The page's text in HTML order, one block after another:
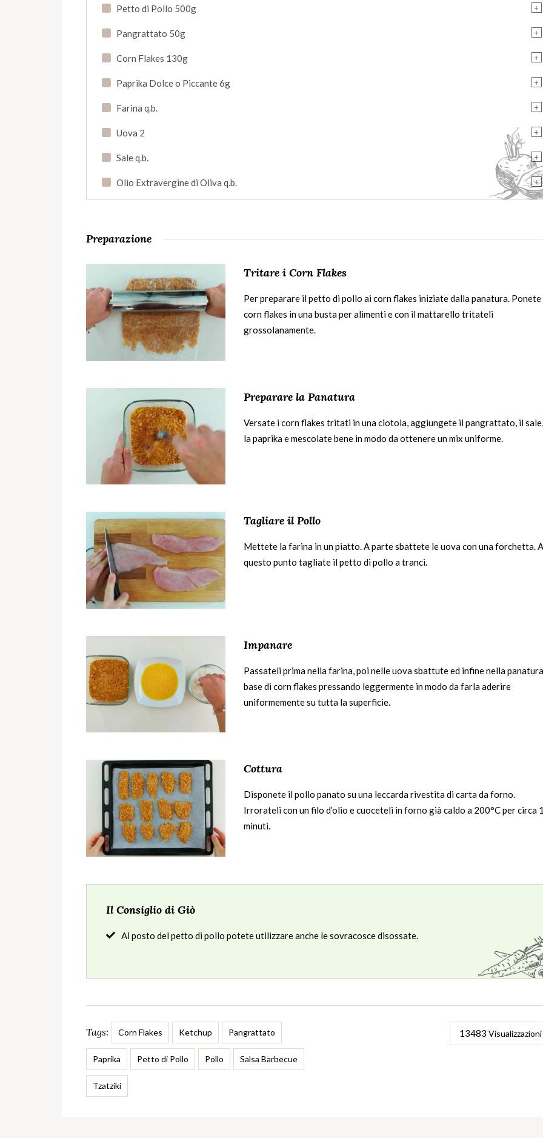
+
Petto di Pollo 500g
+
Pangrattato 50g
+
Corn Flakes 130g
+
Paprika Dolce o Piccante 6g
+
Farina q.b.
+
Uova 2
+
Sale q.b.
+
Olio Extravergine di Oliva q.b.
Preparazione
Tritare i Corn Flakes
Per preparare il petto di pollo ai corn flakes iniziate dalla panatura. Ponete
corn flakes in una busta per alimenti e con il mattarello tritateli
grossolanamente.
Preparare la Panatura
Versate i corn flakes tritati in una ciotola, aggiungete il pangrattato, il
la paprika e mescolate bene in modo da ottenere un mix uniforme.
Tagliare il Pollo
Mettete la farina in un piatto. A parte sbattete le uova con una forchetta.
questo punto tagliate il petto di pollo a tranci.
Impanare
Passateli prima nella farina, poi nelle uova sbattute ed infine nella
base di corn flakes pressando leggermente in modo da farla aderire
uniformemente su tutta la superficie.
Cottura
Disponete il pollo panato su una leccarda rivestita di carta da forno.
Irrorateli con un filo d’olio e cuoceteli in forno già caldo a 200°C per circa
minuti.
Il Consiglio di Giò
Al posto del petto di pollo potete utilizzare anche le sovracosce disossate.
Tags: Corn Flakes Ketchup Pangrattato
Paprika Petto di Pollo Pollo Salsa Barbecue
Tzatziki
13483 Visualizzazioni